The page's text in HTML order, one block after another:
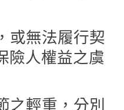
或無法履行契
險人權益之虞
之輕重，分別